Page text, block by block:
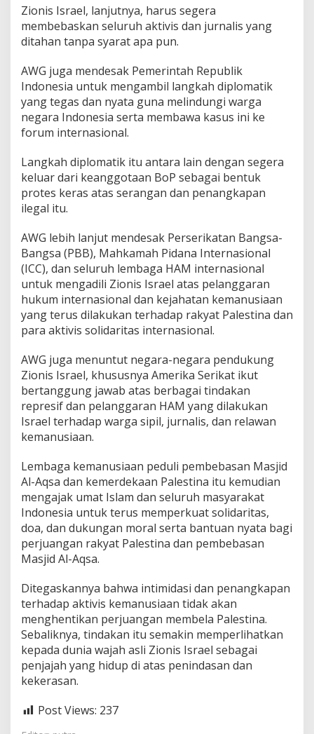
Zionis Israel, lanjutnya, harus segera
membebaskan seluruh aktivis dan jurnalis yang
ditahan tanpa syarat apa pun.
AWG juga mendesak Pemerintah Republik
Indonesia untuk mengambil langkah diplomatik
yang tegas dan nyata guna melindungi warga
negara Indonesia serta membawa kasus ini ke
forum internasional.
Langkah diplomatik itu antara lain dengan segera
keluar dari keanggotaan BoP sebagai bentuk
protes keras atas serangan dan penangkapan
ilegal itu.
AWG lebih lanjut mendesak Perserikatan Bangsa-
Bangsa (PBB), Mahkamah Pidana Internasional
(ICC), dan seluruh lembaga HAM internasional
untuk mengadili Zionis Israel atas pelanggaran
hukum internasional dan kejahatan kemanusiaan
yang terus dilakukan terhadap rakyat Palestina dan
para aktivis solidaritas internasional.
AWG juga menuntut negara-negara pendukung
Zionis Israel, khususnya Amerika Serikat ikut
bertanggung jawab atas berbagai tindakan
represif dan pelanggaran HAM yang dilakukan
Israel terhadap warga sipil, jurnalis, dan relawan
kemanusiaan.
Lembaga kemanusiaan peduli pembebasan Masjid
Al-Aqsa dan kemerdekaan Palestina itu kemudian
mengajak umat Islam dan seluruh masyarakat
Indonesia untuk terus memperkuat solidaritas,
doa, dan dukungan moral serta bantuan nyata bagi
perjuangan rakyat Palestina dan pembebasan
Masjid Al-Aqsa.
Ditegaskannya bahwa intimidasi dan penangkapan
terhadap aktivis kemanusiaan tidak akan
menghentikan perjuangan membela Palestina.
Sebaliknya, tindakan itu semakin memperlihatkan
kepada dunia wajah asli Zionis Israel sebagai
penjajah yang hidup di atas penindasan dan
kekerasan.
Post Views: 237